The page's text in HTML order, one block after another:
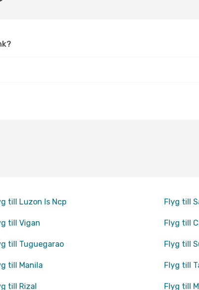
till Luzon Is Ncp Flyg till
till Vigan Flyg till
till Tuguegarao Flyg till
till Manila Flyg till
till Rizal Flyg till